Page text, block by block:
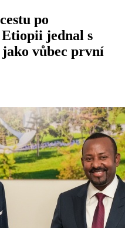
po
jednal s
vůbec první